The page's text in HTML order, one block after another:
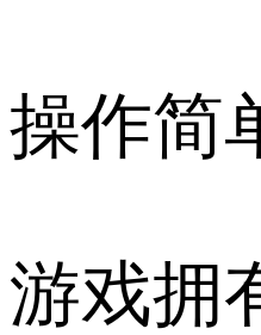
操作简
游戏拥